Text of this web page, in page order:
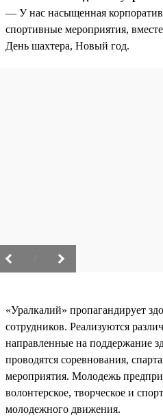
— У нас насыщенная
спортивные мероприятия,
День шахтера, Новый год.
«Уралкалий» пропагандирует
сотрудников. Реализуются
направленные на поддержание
проводятся соревнования,
мероприятия. Молодежь
волонтерское, творческое и
молодежного движения.